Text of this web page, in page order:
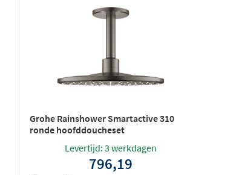
Grohe Rainshower Smartactive 310
ronde hoofddoucheset
plafondmontage 14.2 cm. 2
straalsoorten - Hard graphite
Levertijd: 3 werkdagen
796,19